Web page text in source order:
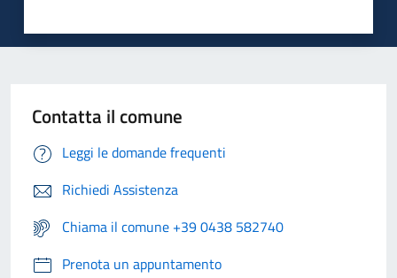
Contatta il comune
Leggi le domande frequenti
Richiedi Assistenza
Chiama il comune +39 0438 582740
Prenota un appuntamento